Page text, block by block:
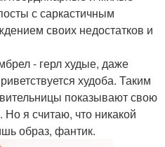
с саркастичным
своих недостатков и
- герл худые, даже
худоба. Таким
показывают свою
я считаю, что никакой
образ, фантик.